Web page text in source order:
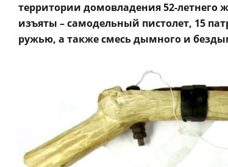
территории домовладения 52-
изъяты – самодельный пистолет, 15
ружью, а также смесь дымного и